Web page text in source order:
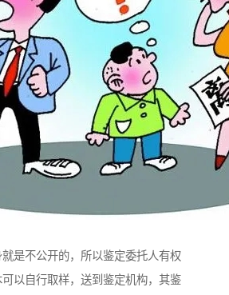
是不公开的，所以鉴定委托人有权
以自行取样，送到鉴定机构，其鉴